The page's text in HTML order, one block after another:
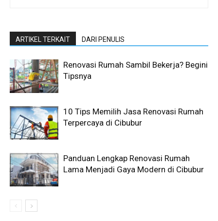
ARTIKEL TERKAIT DARI PENULIS
Renovasi Rumah Sambil Bekerja? Begini
Tipsnya
10 Tips Memilih Jasa Renovasi Rumah
Terpercaya di Cibubur
Panduan Lengkap Renovasi Rumah
Lama Menjadi Gaya Modern di Cibubur